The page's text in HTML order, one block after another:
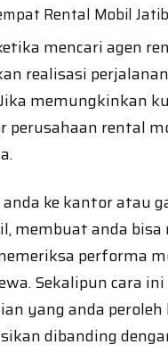
Rental Mobil
mencari agen
realisasi
memungkinkan
perusahaan rental
ke kantor atau
membuat anda
performa
Sekalipun cara
yang anda
dibanding